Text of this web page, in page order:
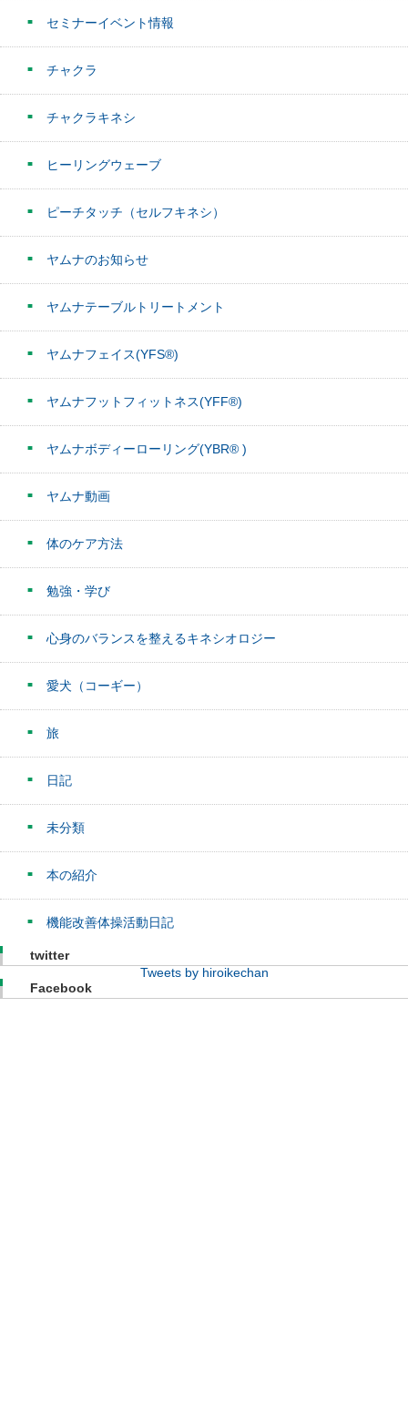
セミナーイベント情報
チャクラ
チャクラキネシ
ヒーリングウェーブ
ピーチタッチ（セルフキネシ）
ヤムナのお知らせ
ヤムナテーブルトリートメント
ヤムナフェイス(YFS®)
ヤムナフットフィットネス(YFF®)
ヤムナボディーローリング(YBR® )
ヤムナ動画
体のケア方法
勉強・学び
心身のバランスを整えるキネシオロジー
愛犬（コーギー）
旅
日記
未分類
本の紹介
機能改善体操活動日記
twitter
Tweets by hiroikechan
Facebook